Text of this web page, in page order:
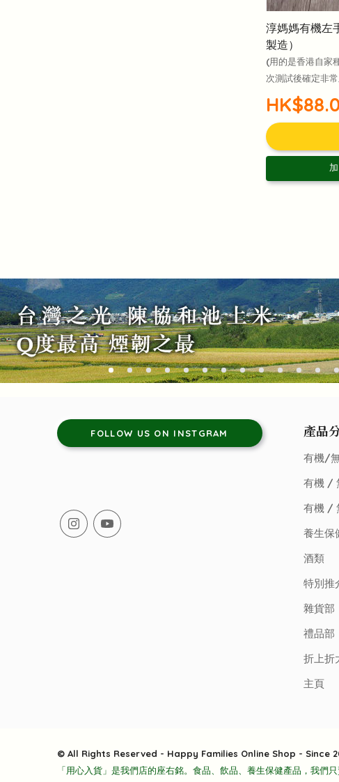
淳媽媽有機左
製造）
(用的是香港自家
次測試後確定非
FOLLOW US ON INSTGRAM 產品
有機/
有機 /
有機 /
養生保
酒類
特別推
雜貨部
禮品部
折上折
主頁
© All Rights Reserved - Happy Families Online Shop - Since
「用心入貨」是我們店的座右銘。食品、飲品、養生保健產品，我們